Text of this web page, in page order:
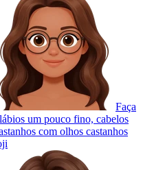
Faça
um pouco fino, cabelos
com olhos castanhos